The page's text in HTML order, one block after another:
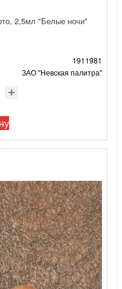
2,5мл "Белые ночи"
1911981
ЗАО "Невская палитра"